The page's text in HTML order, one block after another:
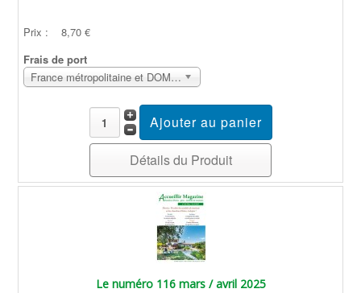
Prix :
8,70 €
Frais de port
France métropolitaine et DOM Sans surcoût
Détails du Produit
Le numéro 116 mars / avril 2025